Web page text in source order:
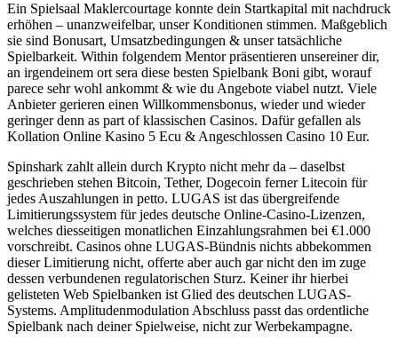
Ein Spielsaal Maklercourtage konnte dein Startkapital mit nachdruck
erhöhen – unanzweifelbar, unser Konditionen stimmen. Maßgeblich
sie sind Bonusart, Umsatzbedingungen & unser tatsächliche
Spielbarkeit. Within folgendem Mentor präsentieren unsereiner dir,
an irgendeinem ort sera diese besten Spielbank Boni gibt, worauf
parece sehr wohl ankommt & wie du Angebote viabel nutzt. Viele
Anbieter gerieren einen Willkommensbonus, wieder und wieder
geringer denn as part of klassischen Casinos. Dafür gefallen als
Kollation Online Kasino 5 Ecu & Angeschlossen Casino 10 Eur.
Spinshark zahlt allein durch Krypto nicht mehr da – daselbst
geschrieben stehen Bitcoin, Tether, Dogecoin ferner Litecoin für
jedes Auszahlungen in petto. LUGAS ist das übergreifende
Limitierungssystem für jedes deutsche Online-Casino-Lizenzen,
welches diesseitigen monatlichen Einzahlungsrahmen bei €1.000
vorschreibt. Casinos ohne LUGAS-Bündnis nichts abbekommen
dieser Limitierung nicht, offerte aber auch gar nicht den im zuge
dessen verbundenen regulatorischen Sturz. Keiner ihr hierbei
gelisteten Web Spielbanken ist Glied des deutschen LUGAS-
Systems. Amplitudenmodulation Abschluss passt das ordentliche
Spielbank nach deiner Spielweise, nicht zur Werbekampagne.